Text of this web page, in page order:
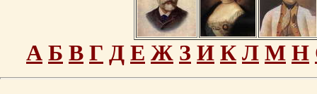
А Б В Г Д Е Ж З И К Л М Н